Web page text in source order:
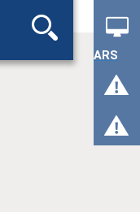
ARS
Rechercher